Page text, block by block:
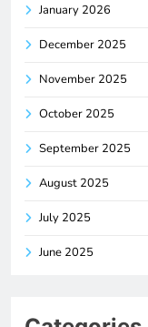
January 2026
December 2025
November 2025
October 2025
September 2025
August 2025
July 2025
June 2025